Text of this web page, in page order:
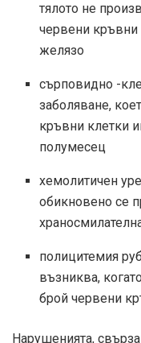
тялото не
червени кръвни
желязо
сърповидно -
заболяване,
кръвни клетки
полумесец
хемолитичен
обикновено се
полицитемия
възниква,
брой червени
Нарушенията,